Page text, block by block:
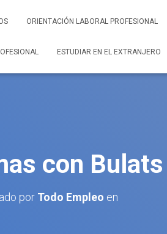
ORIENTACIÓN LABORAL PROFESIONAL
ESTUDIAR EN EL EXTRANJERO
con
por Todo Empleo en